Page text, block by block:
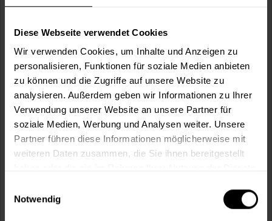
Diese Webseite verwendet Cookies
Wir verwenden Cookies, um Inhalte und Anzeigen zu
personalisieren, Funktionen für soziale Medien anbieten
zu können und die Zugriffe auf unsere Website zu
analysieren. Außerdem geben wir Informationen zu Ihrer
Verwendung unserer Website an unsere Partner für
soziale Medien, Werbung und Analysen weiter. Unsere
Partner führen diese Informationen möglicherweise mit
weiteren Daten zusammen, die Sie ihnen bereitgestellt
Notwendig
Tesakrepp 4341
Schwach gekrepptes, nassfestes Maler- und
Lackiererabdeckband ca. 0,17 mm dick. Für...
Verfügbare Varianten
11,49 €
0,23 € / 1 Meter
50 m x 25 mm 13,99 €